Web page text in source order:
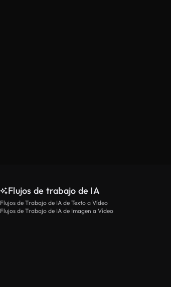
Flujos de trabajo de IA
Flujos de Trabajo de IA de Texto a Vídeo
Flujos de Trabajo de IA de Imagen a Vídeo